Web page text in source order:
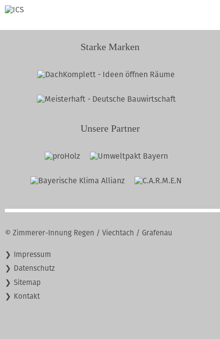
Starke Marken
Unsere Partner
© Zimmerer-Innung Regen / Viechtach / Grafenau
Navigation
überspringen
Impressum
Datenschutz
Sitemap
Kontakt